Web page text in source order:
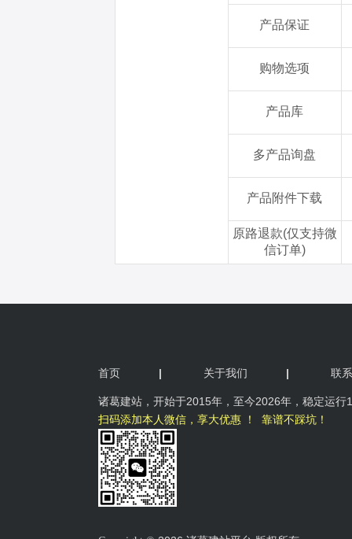
首页 | 关于我们 | 联
诸葛建站，开始于2015年， 至今2026年，稳定运行
扫码添加本人微信，享大优惠 ！ 靠谱不踩坑！